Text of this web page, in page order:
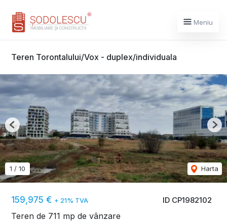
Meniu
Teren Torontalului/Vox - duplex/individuala
ID CP1982102
159,975 € + 21% TVA
Teren de 711 mp de vânzare
1 / 10 Harta
Previous